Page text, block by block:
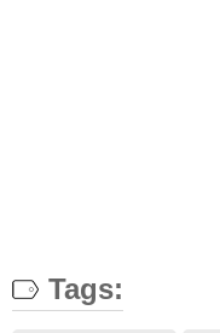
Tags: